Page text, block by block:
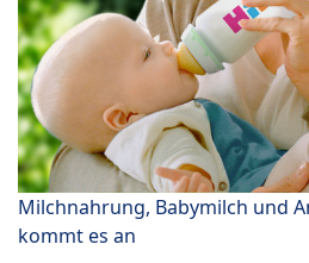
Milchnahrung, Babymilch und
kommt es an